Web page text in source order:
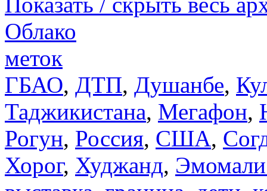
Облако
меток
ГБАО, ДТП, Душанбе,
Таджикистана, Мегафон,
Рогун, Россия, США,
Хорог, Худжанд,